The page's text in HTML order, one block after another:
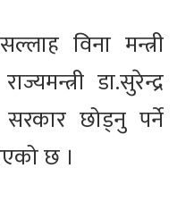
विना मन्त्री
डा.सुरेन्द्र
छोड्नु पर्ने
छ ।